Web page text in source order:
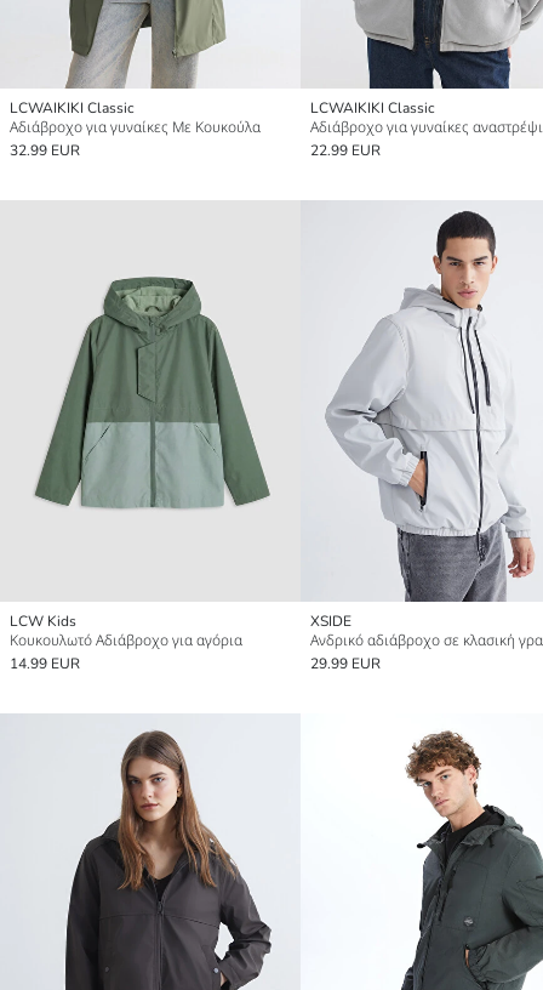
LCWAIKIKI Classic
Αδιάβροχο για γυναίκες Με Κουκούλα
32.99 EUR
LCWAIKIKI Classic
22.99 EUR
LCW Kids
Κουκουλωτό Αδιάβροχο για αγόρια
14.99 EUR
XSIDE
Ανδρικό αδιάβροχο σε κλασική
29.99 EUR